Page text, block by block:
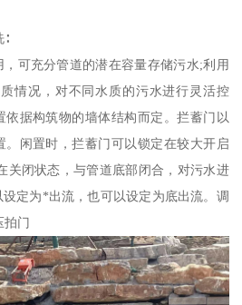
可充分管道的潜在容量存储污水;利用
情况，对不同水质的污水进行灵活控
依据构筑物的墙体结构而定。拦蓄门以
。闲置时，拦蓄门可以锁定在较大开启
关闭状态，与管道底部闭合，对污水进
定为*出流，也可以设定为底出流。调
拍门